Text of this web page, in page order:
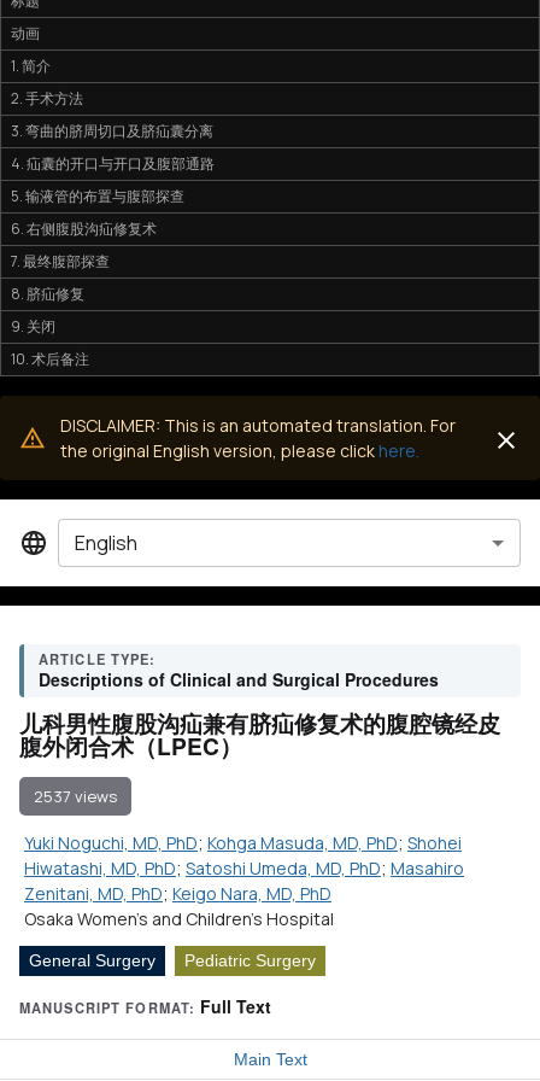
动画
1. 简介
2. 手术方法
3. 弯曲的脐周切口及脐疝囊分离
4. 疝囊的开口与开口及腹部通路
5. 输液管的布置与腹部探查
6. 右侧腹股沟疝修复术
7. 最终腹部探查
8. 脐疝修复
9. 关闭
10. 术后备注
DISCLAIMER: This is an automated translation. For
the original English version, please click here.
ARTICLE TYPE:
Descriptions of Clinical and Surgical Procedures
儿科男性腹股沟疝兼有脐疝修复术的腹腔镜经皮
腹外闭合术（LPEC）
2537 views
Yuki Noguchi, MD, PhD; Kohga Masuda, MD, PhD; Shohei
Hiwatashi, MD, PhD; Satoshi Umeda, MD, PhD; Masahiro
Zenitani, MD, PhD; Keigo Nara, MD, PhD
Osaka Women's and Children's Hospital
General Surgery Pediatric Surgery
MANUSCRIPT FORMAT: Full Text
Main Text
English